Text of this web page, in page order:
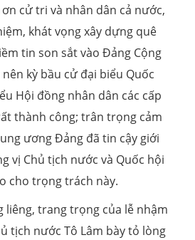
cử tri và nhân dân cả nước,
khát vọng xây dựng quê
tin son sắt vào Đảng Cộng
kỳ bầu cử đại biểu Quốc
Hội đồng nhân dân các cấp
thành công; trân trọng cảm
ương Đảng đã tin cậy giới
vị Chủ tịch nước và Quốc hội
cho trọng trách này.
liêng, trang trọng của lễ nhậm
tịch nước Tô Lâm bày tỏ lòng